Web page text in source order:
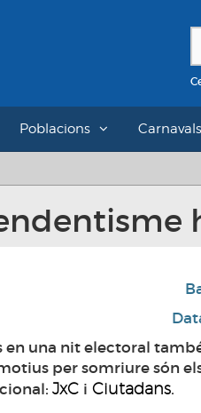
Poblacions
en una nit electoral
per somriure són
: JxC i Ciutadans.